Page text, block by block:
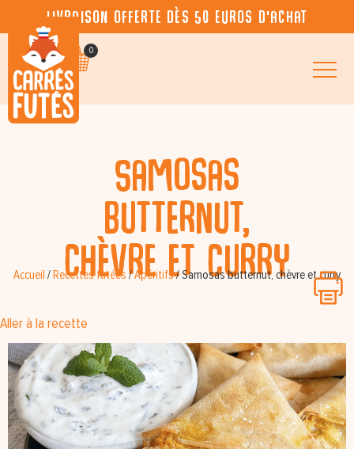
Livraison offerte dès 50 euros d’achat
0
Samosas
butternut,
chèvre et curry
Accueil / Recettes futées /Apéritifs/ Samosas butternut, chèvre et curry
Aller à la recette